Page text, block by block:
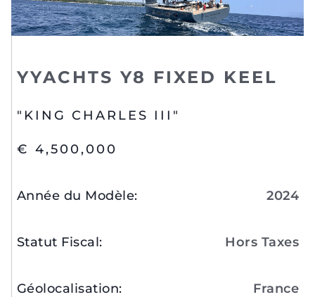
YYACHTS Y8 FIXED KEEL
"KING CHARLES III"
€ 4,500,000
Année du Modèle: 2024
Statut Fiscal: Hors Taxes
Géolocalisation: France